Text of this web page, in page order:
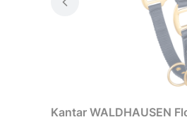
Kantar WALDHAUSEN